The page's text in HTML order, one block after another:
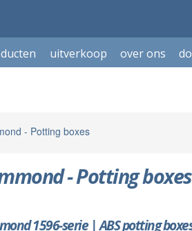
uitverkoop over ons
- Potting boxes
- Potting boxes
1596-serie | ABS potting